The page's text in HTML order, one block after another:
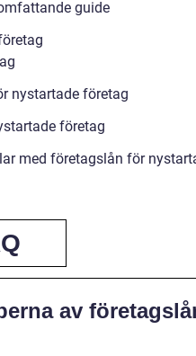
guide
nystartade företag
företag
med företagslån för
av